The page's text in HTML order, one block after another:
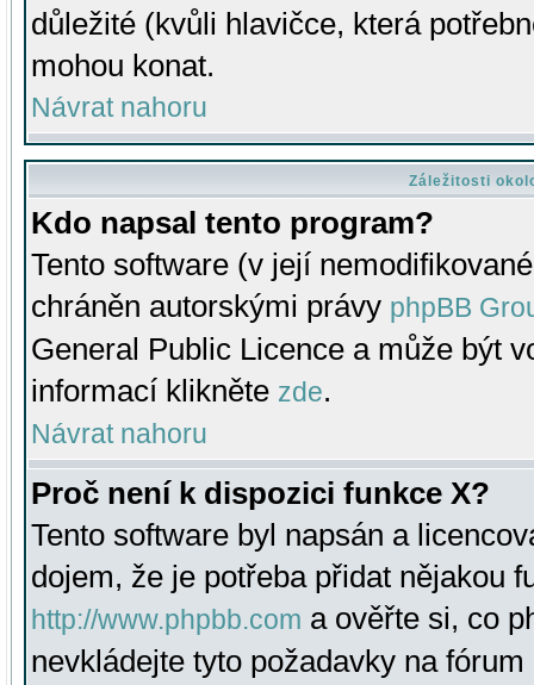
důležité (kvůli hlavičce, která
mohou konat.
Návrat nahoru
Záležitosti
Kdo napsal tento program?
Tento software (v její
chráněn autorskými právy phpBB
General Public Licence a může být
informací klikněte zde.
Návrat nahoru
Proč není k dispozici funkce X?
Tento software byl napsán a
dojem, že je potřeba přidat nějakou
http://www.phpbb.com a ověřte si, co
nevkládejte tyto požadavky na